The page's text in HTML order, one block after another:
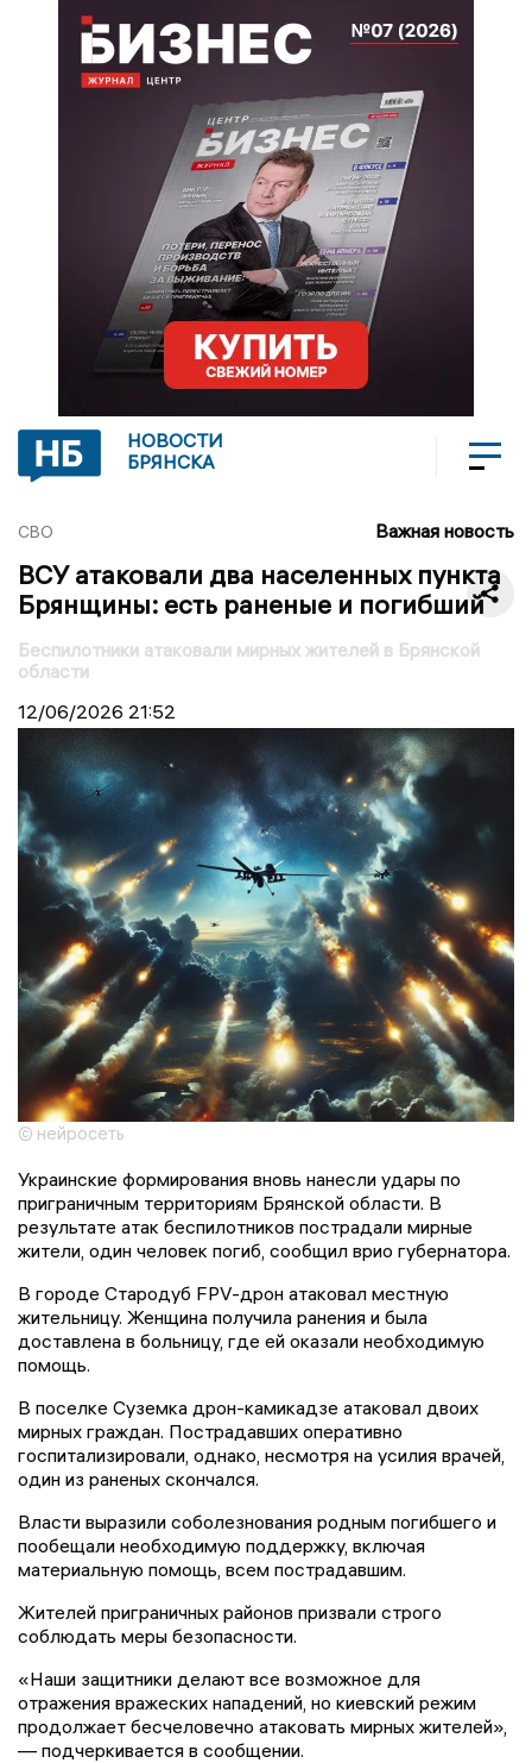
НОВОСТИ
БРЯНСКА
СВО Важная новость
ВСУ атаковали два населенных пункта
Брянщины: есть раненые и погибший
Беспилотники атаковали мирных жителей в Брянской
области
12/06/2026 21:52
© нейросеть
Украинские формирования вновь нанесли удары по
приграничным территориям Брянской области. В
результате атак беспилотников пострадали мирные
жители, один человек погиб, сообщил врио губернатора.
В городе Стародуб FPV-дрон атаковал местную
жительницу. Женщина получила ранения и была
доставлена в больницу, где ей оказали необходимую
помощь.
В поселке Суземка дрон-камикадзе атаковал двоих
мирных граждан. Пострадавших оперативно
госпитализировали, однако, несмотря на усилия врачей,
один из раненых скончался.
Власти выразили соболезнования родным погибшего и
пообещали необходимую поддержку, включая
материальную помощь, всем пострадавшим.
Жителей приграничных районов призвали строго
соблюдать меры безопасности.
«Наши защитники делают все возможное для
отражения вражеских нападений, но киевский режим
продолжает бесчеловечно атаковать мирных жителей»,
— подчеркивается в сообщении.